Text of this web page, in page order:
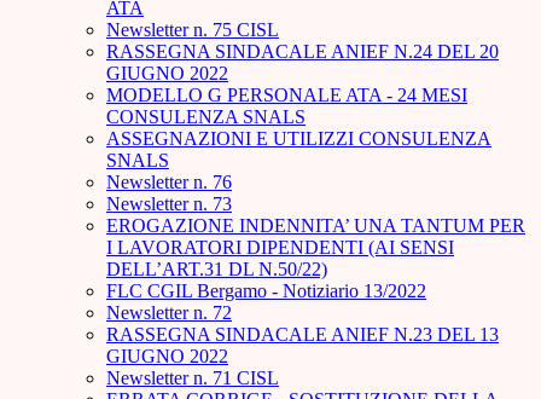
ATA
Newsletter n. 75 CISL
RASSEGNA SINDACALE ANIEF N.24 DEL 20
GIUGNO 2022
MODELLO G PERSONALE ATA - 24 MESI
CONSULENZA SNALS
ASSEGNAZIONI E UTILIZZI CONSULENZA
SNALS
Newsletter n. 76
Newsletter n. 73
EROGAZIONE INDENNITA’ UNA TANTUM PER
I LAVORATORI DIPENDENTI (AI SENSI
DELL’ART.31 DL N.50/22)
FLC CGIL Bergamo - Notiziario 13/2022
Newsletter n. 72
RASSEGNA SINDACALE ANIEF N.23 DEL 13
GIUGNO 2022
Newsletter n. 71 CISL